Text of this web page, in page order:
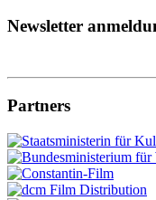
Newsletter
Partners